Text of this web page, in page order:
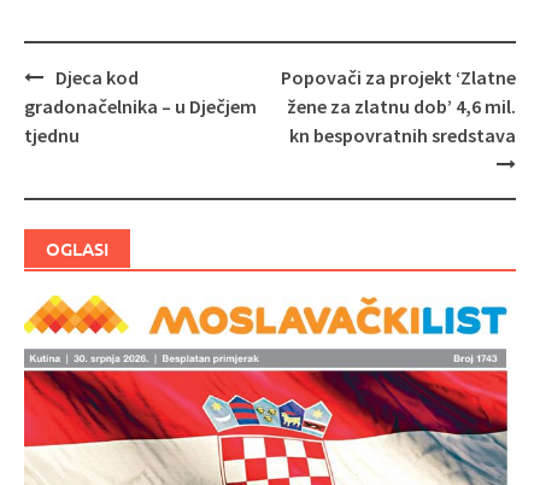
Navigacija
objava
Djeca kod
gradonačelnika – u Dječjem
tjednu
Popovači za projekt ‘Zlatne
žene za zlatnu dob’ 4,6 mil.
kn bespovratnih sredstava
OGLASI